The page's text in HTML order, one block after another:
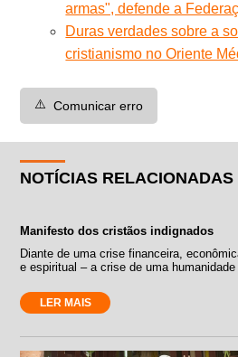
armas", defende a
Duras verdades sobre a
cristianismo no Oriente
⚠️ Comunicar erro
NOTÍCIAS RELACIONADAS
Manifesto dos cristãos indignados
Diante de uma crise financeira,
e espiritual – a crise de uma
LER MAIS